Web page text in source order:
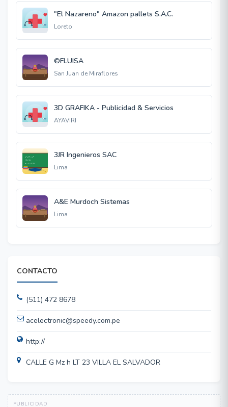
"El Nazareno" Amazon pallets S.A.C.
Loreto
©FLUISA
San Juan de Miraflores
3D GRAFIKA - Publicidad & Servicios
AYAVIRI
3JR Ingenieros SAC
Lima
A&E Murdoch Sistemas
Lima
CONTACTO
(511) 472 8678
acelectronic@speedy.com.pe
http://
CALLE G Mz h LT 23 VILLA EL SALVADOR